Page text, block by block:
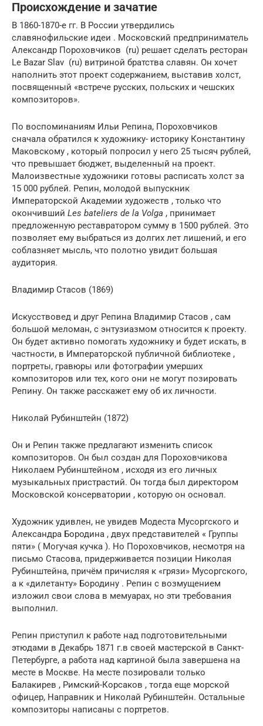
Происхождение и зачатие
В 1860-1870-е гг. В России утвердились
славянофильские идеи . Московский предприниматель
Александр Пороховчиков (ru) решает сделать ресторан
Le Bazar Slav (ru) витриной братства славян. Он хочет
наполнить этот проект содержанием, выставив холст,
посвященный «встрече русских, польских и чешских
композиторов».
По воспоминаниям Ильи Репина, Пороховчиков
сначала обратился к художнику- историку Константину
Маковскому , который попросил у него 25 тысяч рублей,
что превышает бюджет, выделенный на проект.
Малоизвестные художники готовы расписать холст за
15 000 рублей. Репин, молодой выпускник
Императорской Академии художеств , только что
окончивший Les bateliers de la Volga , принимает
предложенную реставратором сумму в 1500 рублей. Это
позволяет ему выбраться из долгих лет лишений, и его
соблазняет мысль, что полотно увидит большая
аудитория.
Владимир Стасов (1869)
Искусствовед и друг Репина Владимир Стасов , сам
большой меломан, с энтузиазмом относится к проекту.
Он будет активно помогать художнику и будет искать, в
частности, в Императорской публичной библиотеке ,
портреты, гравюры или фотографии умерших
композиторов или тех, кого они не могут позировать
Репину. Он также расскажет ему об их личности.
Николай Рубинштейн (1872)
Он и Репин также предлагают изменить список
композиторов. Он был создан для Пороховчикова
Николаем Рубинштейном , исходя из его личных
музыкальных пристрастий. Он тогда был директором
Московской консерватории , которую он основал.
Художник удивлен, не увидев Модеста Мусоргского и
Александра Бородина , двух представителей « Группы
пяти» ( Могучая кучка ). Но Пороховчиков, несмотря на
письмо Стасова, придерживается позиции Николая
Рубинштейна, причём причисляя к «грязи» Мусоргского,
а к «дилетанту» Бородину . Репин с возмущением
изложил свои слова в мемуарах, но эти требования
выполнил.
Репин приступил к работе над подготовительными
этюдами в Декабрь 1871 г.в своей мастерской в ​​Санкт-
Петербурге, а работа над картиной была завершена на
месте в Москве. На месте позировали только
Балакирев , Римский-Корсаков , тогда еще морской
офицер, Направник и Николай Рубинштейн. Остальные
композиторы написаны с портретов.